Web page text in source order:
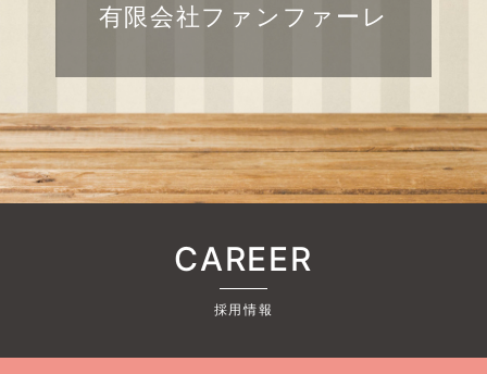
有限会社ファンファーレ
CAREER
採用情報